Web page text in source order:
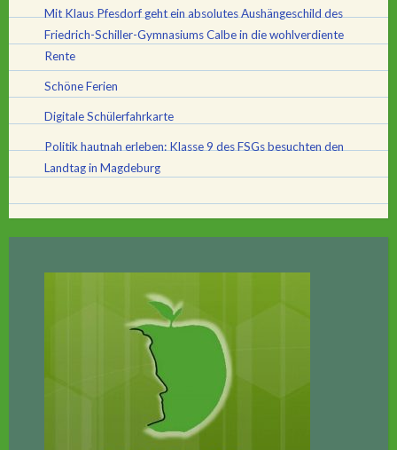
Mit Klaus Pfesdorf geht ein absolutes Aushängeschild des
Friedrich-Schiller-Gymnasiums Calbe in die wohlverdiente
Rente
Schöne Ferien
Digitale Schülerfahrkarte
Politik hautnah erleben: Klasse 9 des FSGs besuchten den
Landtag in Magdeburg